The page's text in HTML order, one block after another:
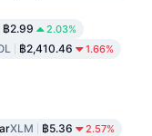
฿2.99 2.03%
฿2,410.46 1.66%
XLM ฿5.36 2.57%